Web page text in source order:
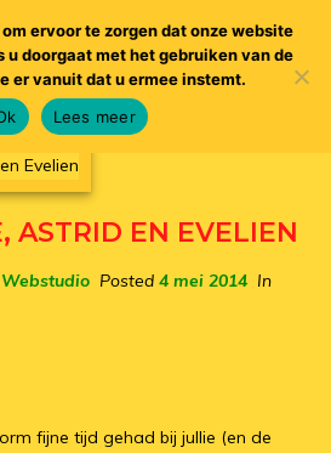
ASTRID EN EVELIEN
Posted 4 mei 2014 In
fijne tijd gehad bij jullie (en de
ervoor te zorgen dat onze website
doorgaat met het gebruiken van de
er vanuit dat u ermee instemt.
Lees meer